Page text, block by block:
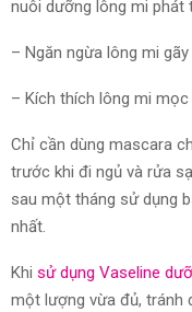
nuôi dưỡng lông mi phát
– Ngăn ngừa lông mi gãy
– Kích thích lông mi
Chỉ cần dùng mascara
trước khi đi ngủ và rửa
sau một tháng sử dụng
nhất.
Khi sử dụng Vaseline
một lượng vừa đủ, tránh